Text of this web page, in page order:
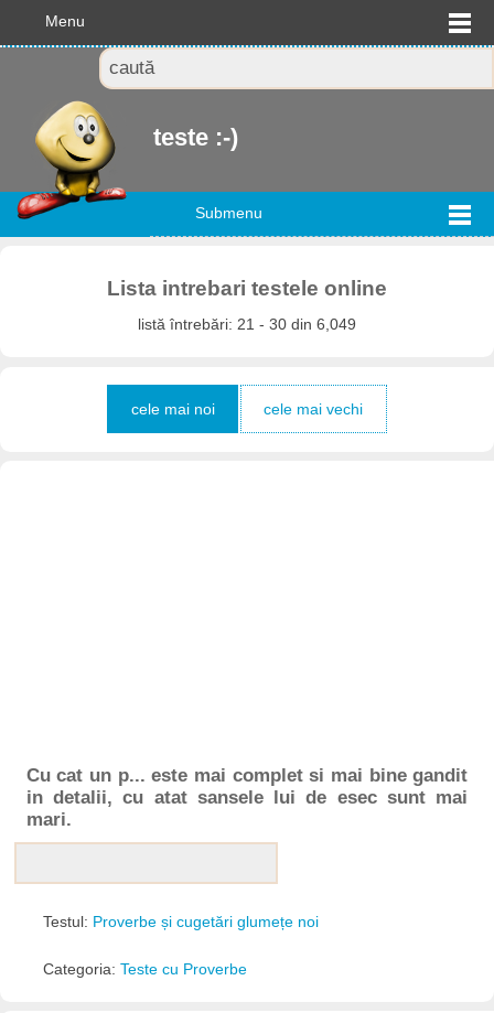
Menu
teste :-)
Submenu
Lista intrebari testele online
listă întrebări: 21 - 30 din 6,049
cele mai noi cele mai vechi
Cu cat un p... este mai complet si mai bine gandit
in detalii, cu atat sansele lui de esec sunt mai
mari.
Testul: Proverbe și cugetări glumețe noi
Categoria: Teste cu Proverbe